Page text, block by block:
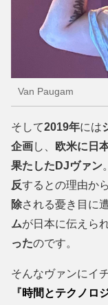
Van Paugam
そして2019年には
企画し、
欧米に日
果たしたDJヴァン
反するとの理由か
除される憂き目に
ムが日本に伝えら
ったのです。
そんなヴァンにイ
『時間とテクノロ